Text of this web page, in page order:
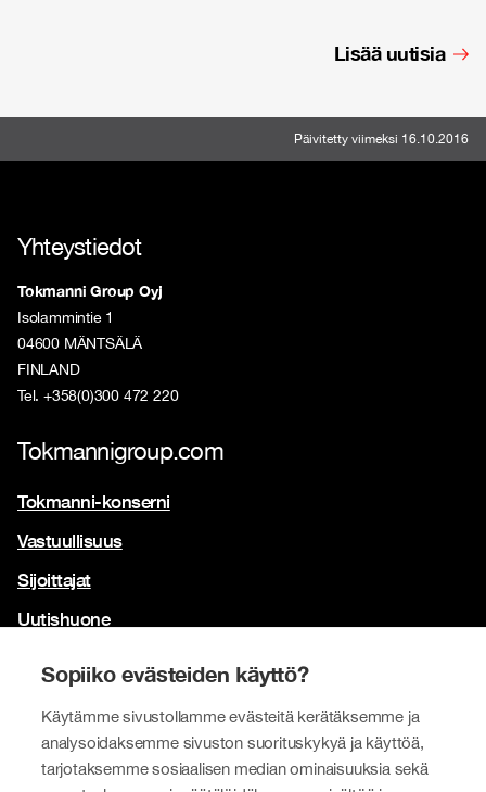
Sopiiko evästeiden käyttö?
Käytämme sivustollamme evästeitä kerätäksemme ja
analysoidaksemme sivuston suorituskykyä ja käyttöä,
tarjotaksemme sosiaalisen median ominaisuuksia sekä
Lisää uutisia
Päivitetty viimeksi 16.10.2016
Yhteystiedot
Tokmanni Group Oyj
Isolammintie 1
04600 MÄNTSÄLÄ
FINLAND
Tel. +358(0)300 472 220
Tokmannigroup.com
Tokmanni-konserni
Vastuullisuus
Sijoittajat
Uutishuone
Brändimme
Tokmanni
SPAR Suomi